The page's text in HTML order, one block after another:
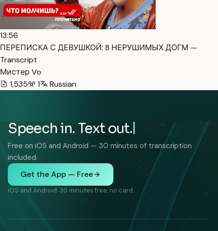
13:56
ПЕРЕПИСКА С ДЕВУШКОЙ: 8 НЕРУШИМЫХ ДОГМ —
Transcript
Мистер Vo
1,535
1 Russian
Speech in. Text out.
Free on iOS and Android — 30 minutes of transcription
included.
Get the App — Free
iOS and Android. 30 minutes free, no card.